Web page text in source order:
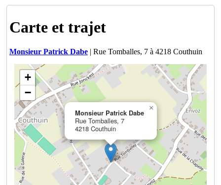
Carte et trajet
Monsieur Patrick Dabe| Rue Tomballes, 7 à 4218 Couthuin
Monsieur Patrick Dabe
Rue Tomballes, 7
4218 Couthuin
×
+
−